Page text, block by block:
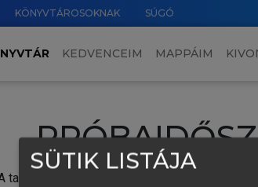
KÖNYVTÁROSOKNAK SÚGÓ
KEDVENCEIM MAPPÁIM
tartalom megtekintéséhez lépj be a saját
SÜTIK LISTÁJA